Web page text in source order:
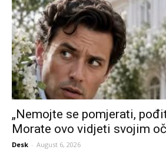
„Nemojte se pomjerati,
Morate ovo vidjeti svojim
Desk - August 6, 2026